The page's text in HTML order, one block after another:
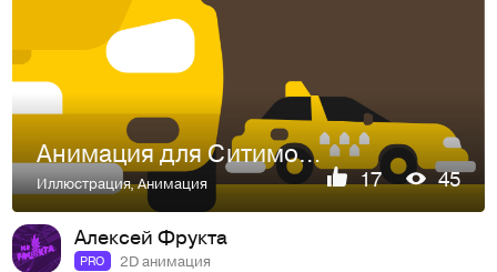
Анимация для Ситимобил
Иллюстрация,Анимация 17 45
Алексей Фрукта
PRO 2D анимация